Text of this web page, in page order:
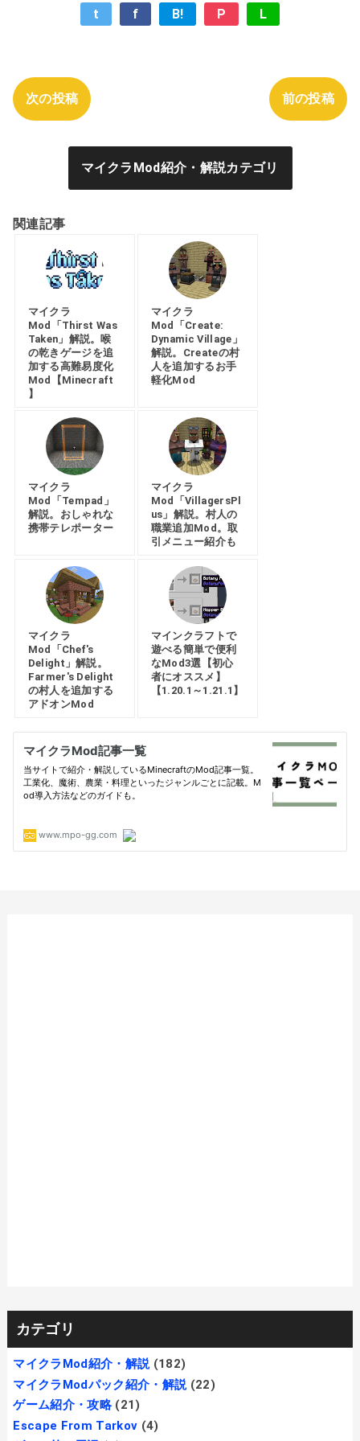
t f B! P L
次の投稿 前の投稿
マイクラMod紹介・解説カテゴリ
関連記事
マイクラ
Mod「Thirst Was
Taken」解説。喉
の乾きゲージを追
加する高難易度化
Mod【Minecraft
】
マイクラ
Mod「Create:
Dynamic Village」
解説。Createの村
人を追加するお手
軽化Mod
マイクラ
Mod「Tempad」
解説。おしゃれな
携帯テレポーター
マイクラ
Mod「VillagersPl
us」解説。村人の
職業追加Mod。取
引メニュー紹介も
マイクラ
Mod「Chef's
Delight」解説。
Farmer's Delight
の村人を追加する
アドオンMod
マインクラフトで
遊べる簡単で便利
なMod3選【初心
者にオススメ】
【1.20.1～1.21.1】
カテゴリ
マイクラMod紹介・解説 (182)
マイクラModパック紹介・解説 (22)
ゲーム紹介・攻略 (21)
Escape From Tarkov (4)